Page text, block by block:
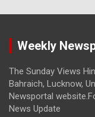
Weekly
The Sunday Views
Bahraich, Lucknow,
Newsportal
News Update